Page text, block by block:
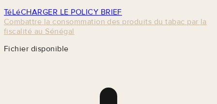
TéLéCHARGER LE POLICY BRIEF
Combattre la consommation des produits du tabac par la
fiscalité au Sénégal
Fichier disponible